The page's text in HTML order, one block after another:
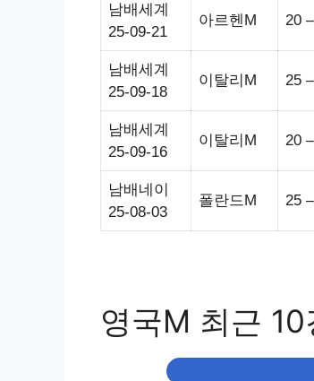
남배세계
25-09-21
아르헨M 20
남배세계
25-09-18
이탈리M 25
남배세계
25-09-16
이탈리M 20
남배네이
25-08-03
폴란드M 25
영국M 최근 10